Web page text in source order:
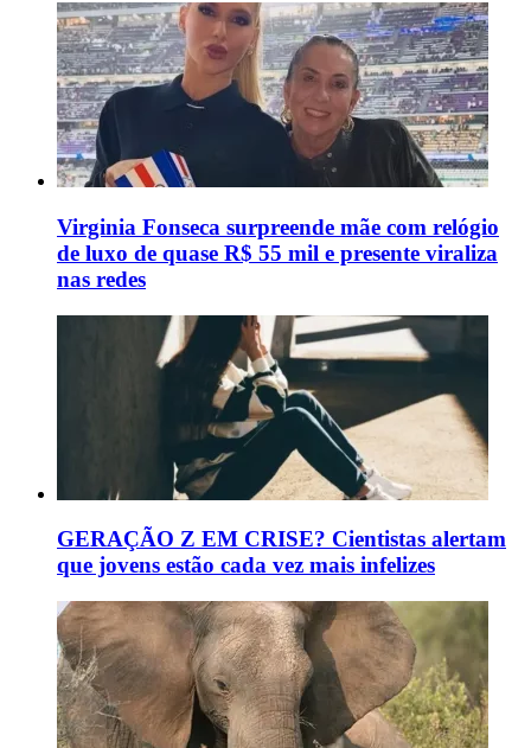
Virginia Fonseca surpreende mãe com relógio
de luxo de quase R$ 55 mil e presente viraliza
nas redes
GERAÇÃO Z EM CRISE? Cientistas alertam
que jovens estão cada vez mais infelizes